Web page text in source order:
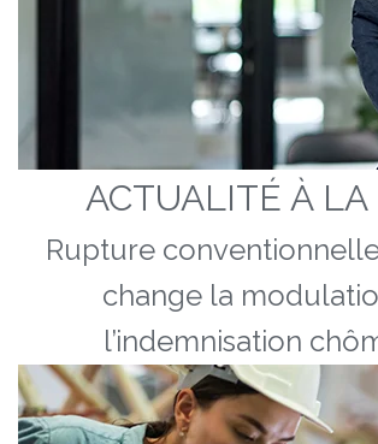
ACTUALITÉ À
Rupture
change la
l’indemnisation